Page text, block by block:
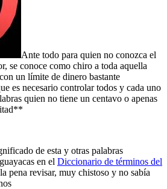
Ante todo para quien no conozca el
se conoce como chiro a toda aquella
un límite de dinero bastante
es necesario controlar todos y cada uno
quien no tiene un centavo o apenas
de esta y otras palabras
en el Diccionario de términos del
pena revisar, muy chistoso y no sabía